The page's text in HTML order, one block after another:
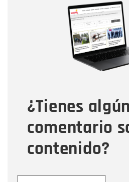
¿Tienes algún
comentario
contenido?
Correo electrónico
Tipo de comentario
Mensaje